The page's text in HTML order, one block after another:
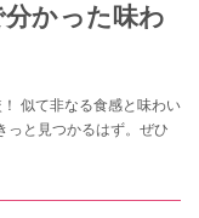
かった味わ
似て非なる食感と味わい
っと見つかるはず。ぜひ